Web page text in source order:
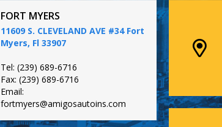
FORT MYERS
11609 S. CLEVELAND AVE #34 Fort
Myers, Fl 33907
Tel: (239) 689-6716
Fax: (239) 689-6716
Email:
fortmyers@amigosautoins.com